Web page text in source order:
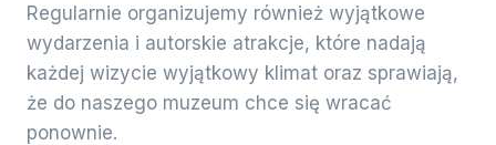
Regularnie organizujemy również wyjątkowe
wydarzenia i autorskie atrakcje, które nadają
każdej wizycie wyjątkowy klimat oraz sprawiają,
że do naszego muzeum chce się wracać
ponownie.